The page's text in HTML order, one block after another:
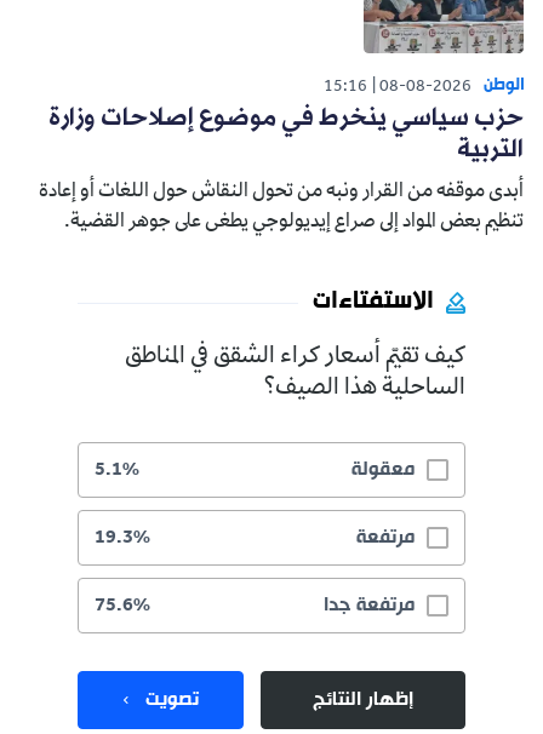
الوطن 08-08-2026
15:16
حزب سياسي ينخرط في موضوع إصلاحات وزارة
التربية
أبدى موقفه من القرار ونبه من تحول النقاش حول اللغات أو إعادة
تنظيم بعض المواد إلى صراع إيديولوجي يطغى على جوهر القضية.
الاستفتاءات
كيف تقيّم أسعار كراء الشقق في المناطق
الساحلية هذا الصيف؟
معقولة 5.1%
مرتفعة 19.3%
مرتفعة جدا 75.6%
إظهار النتائج تصويت